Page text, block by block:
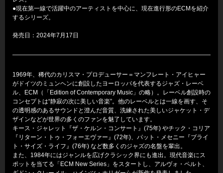
●現在第一線で活躍中のアーティストを中心に、現在進行形のECMを紹介
するシリーズ。
発売日：2024年7月17日
1969年、稀代のカリスマ・プロデューサー＝マンフレート・アイヒャー
がドイツのミュンヘンに創設したヨーロッパを代表するジャズ・レーベ
ル、ECM（「Edition of Contemporary Music」の略）。レーベル創設時の
コンセプトは“静寂の次に美しい音楽”。他のレーベルとは一線を画す、そ
の透明感のあるサウンドと澄んだ音質、洗練された美しいジャケット・デ
ザインなどが世界の多くのファンを魅了しています。
キース・ジャレット『ザ・ケルン・コンサート』(75年) やチック・コリア
『リターン・トゥ・フォーエヴァー』(72年)、パット・メセニー『ブライ
ト・サイズ・ライフ』(76年) など数多くのジャズの名盤を輩出。
また、1984年にはジャンルを広げクラシック界にも進出。現代音楽にス
ポットを当てる「ECM New Series」をスタートし、アルヴォ・ペルト、